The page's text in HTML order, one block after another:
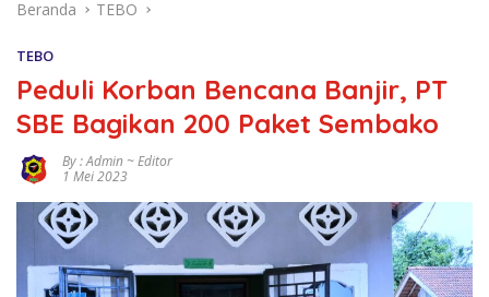
Beranda TEBO
TEBO
Peduli Korban Bencana Banjir, PT
SBE Bagikan 200 Paket Sembako
By : Admin ~ Editor
1 Mei 2023